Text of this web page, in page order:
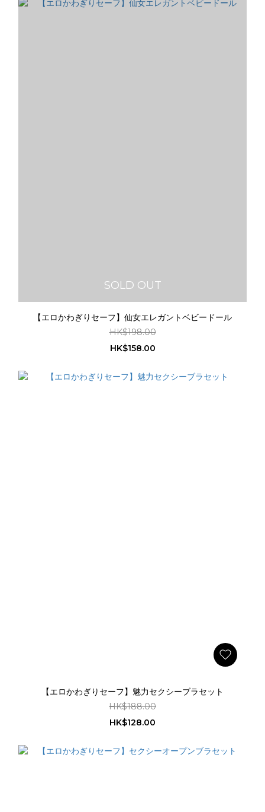
SOLD OUT
【エロかわぎりセーフ】仙女エレガントベビードール
HK$198.00
HK$158.00
【エロかわぎりセーフ】魅力セクシーブラセット
HK$188.00
HK$128.00